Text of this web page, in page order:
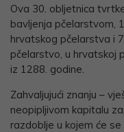
Ova 30. obljetnica
bavljenja pčelarstvom,
hrvatskog pčelarstva i
pčelarstvo, u hrvatskoj
iz 1288. godine.
Zahvaljujući znanju –
neopipljivom kapitalu
razdoblje u kojem će